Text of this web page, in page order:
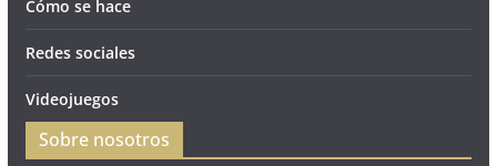
Cómo se hace
Redes sociales
Videojuegos
Sobre nosotros